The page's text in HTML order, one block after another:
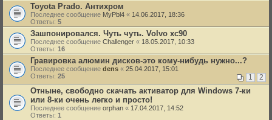
Toyota Prado. Антихром
Последнее сообщение MyPbl4 « 14.06.2017, 18:36
Ответы: 5
Зашпонировался. Чуть чуть. Volvo xc90
Последнее сообщение Challenger « 18.05.2017, 10:33
Ответы: 16
Гравировка алюмин дисков-это кому-нибудь нужно...?
Последнее сообщение dens « 25.04.2017, 15:01
Ответы: 25 1 2
Отныне, свободно скачать активатор для Windows 7-ки
или 8-ки очень легко и просто!
Последнее сообщение orphan « 17.04.2017, 14:52
Ответы: 1